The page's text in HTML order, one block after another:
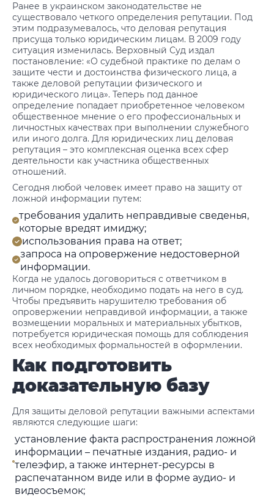
Ранее в украинском законодательстве не
существовало четкого определения репутации. Под
этим подразумевалось, что деловая репутация
присуща только юридическим лицам. В 2009 году
ситуация изменилась. Верховный Суд издал
постановление: «О судебной практике по делам о
защите чести и достоинства физического лица, а
также деловой репутации физического и
юридического лица». Теперь под данное
определение попадает приобретенное человеком
общественное мнение о его профессиональных и
личностных качествах при выполнении служебного
или иного долга. Для юридических лиц деловая
репутация – это комплексная оценка всех сфер
деятельности как участника общественных
отношений.
Сегодня любой человек имеет право на защиту от
ложной информации путем:
требования удалить неправдивые сведенья,
которые вредят имиджу;
использования права на ответ;
запроса на опровержение недостоверной
информации.
Когда не удалось договориться с ответчиком в
личном порядке, необходимо подать на него в суд.
Чтобы предъявить нарушителю требования об
опровержении неправдивой информации, а также
возмещении моральных и материальных убытков,
потребуется юридическая помощь для соблюдения
всех необходимых формальностей в оформлении.
Как подготовить
доказательную базу
Для защиты деловой репутации важными аспектами
являются следующие шаги:
установление факта распространения ложной
информации – печатные издания, радио- и
телеэфир, а также интернет-ресурсы в
распечатанном виде или в форме аудио- и
видеосъемок;